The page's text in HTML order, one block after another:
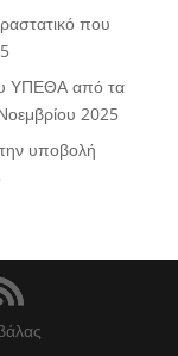
που
ΥΠΕΘΑ από τα
2025
υποβολή